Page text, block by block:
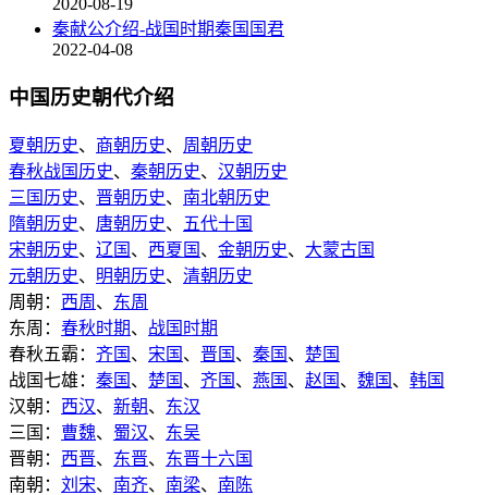
2020-08-19
秦献公介绍-战国时期秦国国君
2022-04-08
中国历史朝代介绍
夏朝历史、 商朝历史、 周朝历史
春秋战国历史、 秦朝历史、 汉朝历史
三国历史、 晋朝历史、 南北朝历史
隋朝历史、 唐朝历史、
五代十国
宋朝历史、 辽国 、 西夏国 、 金朝历史、 大蒙古国
元朝历史、 明朝历史、 清朝历史
周朝： 西周 、 东周
东周： 春秋时期、 战国时期
春秋五霸： 齐国 、 宋国 、 晋国 、 秦国 、 楚国
战国七雄： 秦国 、 楚国 、 齐国 、 燕国 、 赵国 、 魏国 、 韩国
汉朝： 西汉、 新朝、 东汉
三国： 曹魏、 蜀汉、 东吴
晋朝： 西晋、 东晋、 东晋十六国
南朝： 刘宋、 南齐、 南梁、 南陈